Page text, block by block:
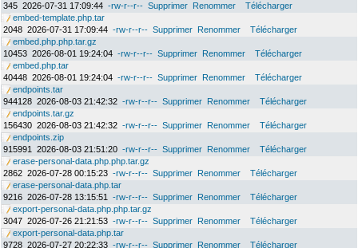
345 2026-07-31 17:09:44 -rw-r--r-- Supprimer Renommer
Télécharger
embed-template.php.tar
2048 2026-07-31 17:09:44 -rw-r--r-- Supprimer Renommer
Télécharger
embed.php.php.tar.gz
10453 2026-08-01 19:24:04 -rw-r--r-- Supprimer Renommer
Télécharger
embed.php.tar
40448 2026-08-01 19:24:04 -rw-r--r-- Supprimer Renommer
Télécharger
endpoints.tar
944128 2026-08-03 21:42:32 -rw-r--r-- Supprimer Renommer
Télécharger
endpoints.tar.gz
156430 2026-08-03 21:42:32 -rw-r--r-- Supprimer Renommer
Télécharger
endpoints.zip
915991
2026-08-03 21:51:20 -rw-r--r-- Supprimer Renommer
Télécharger
erase-personal-data.php.php.tar.gz
2862 2026-07-28 00:15:23 -rw-r--r-- Supprimer Renommer
Télécharger
erase-personal-data.php.tar
9216 2026-07-28 13:15:51 -rw-r--r-- Supprimer Renommer
Télécharger
export-personal-data.php.php.tar.gz
3047 2026-07-26 21:21:53 -rw-r--r-- Supprimer Renommer
Télécharger
export-personal-data.php.tar
9728 2026-07-27 20:22:33 -rw-r--r-- Supprimer Renommer Télécharger